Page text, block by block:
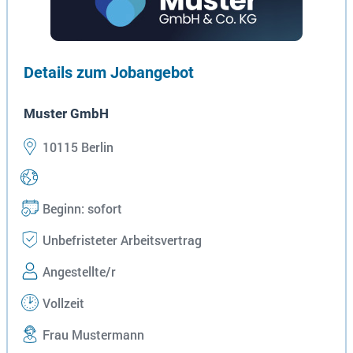
Details zum Jobangebot
Muster GmbH
10115 Berlin
Beginn: sofort
Unbefristeter Arbeitsvertrag
Angestellte/r
Vollzeit
Frau Mustermann